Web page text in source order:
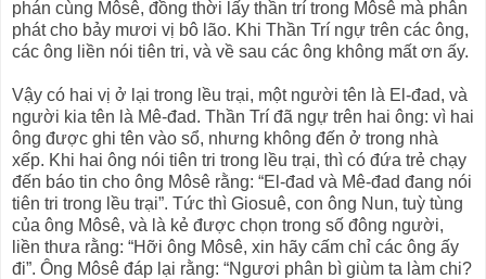
phán cùng Môsê, đồng thời lấy thần trí trong Môsê mà phân
phát cho bảy mươi vị bô lão. Khi Thần Trí ngự trên các ông,
các ông liền nói tiên tri, và về sau các ông không mất ơn ấy.
Vậy có hai vị ở lại trong lều trại, một người tên là El-đad, và
người kia tên là Mê-đad. Thần Trí đã ngự trên hai ông: vì hai
ông được ghi tên vào sổ, nhưng không đến ở trong nhà
xếp. Khi hai ông nói tiên tri trong lều trại, thì có đứa trẻ chạy
đến báo tin cho ông Môsê rằng: “El-đad và Mê-đad đang nói
tiên tri trong lều trại”. Tức thì Giosuê, con ông Nun, tuỳ tùng
của ông Môsê, và là kẻ được chọn trong số đông người,
liền thưa rằng: “Hỡi ông Môsê, xin hãy cấm chỉ các ông ấy
đi”. Ông Môsê đáp lại rằng: “Ngươi phân bì giùm ta làm chi?